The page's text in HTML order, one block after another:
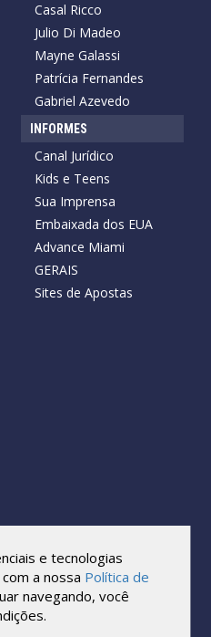
Casal Ricco
Julio Di Madeo
Mayne Galassi
Patrícia Fernandes
Gabriel Azevedo
INFORMES
Canal Jurídico
Kids e Teens
Sua Imprensa
Embaixada dos EUA
Advance Miami
GERAIS
Sites de Apostas
reservados.
sob qualquer forma ou meio,
escrito do Cartão de Visita, é
projeto são os direitos autorais
e tecnologias
a nossa Política de
navegando, você